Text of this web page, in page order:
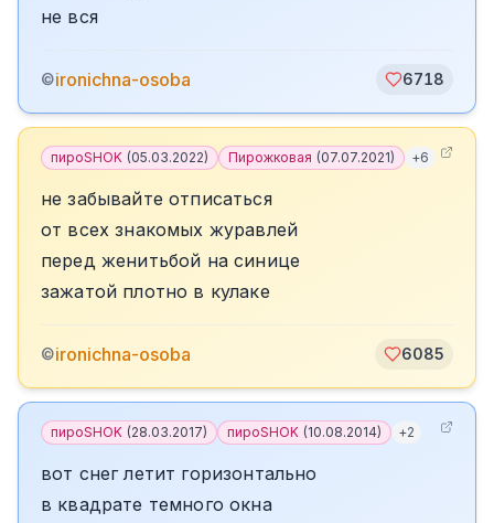
не вся
©ironichna-osoba 6718
пироSHOK (05.03.2022) Пирожковая (07.07.2021) +6
не забывайте отписаться
от всех знакомых журавлей
перед женитьбой на синице
зажатой плотно в кулаке
©ironichna-osoba 6085
пироSHOK (28.03.2017) пироSHOK (10.08.2014) +2
вот снег летит горизонтально
в квадрате темного окна